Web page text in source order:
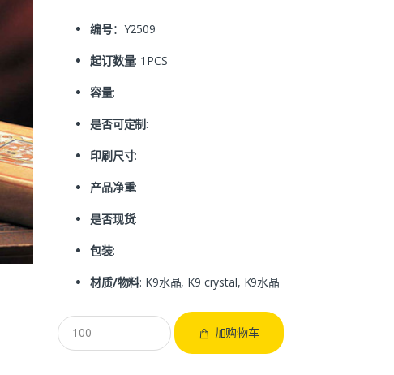
编号：Y2509
起订数量: 1PCS
容量:
是否可定制:
印刷尺寸:
产品净重:
是否现货:
包装:
材质/物料: K9水晶, K9 crystal, K9水晶
加购物车